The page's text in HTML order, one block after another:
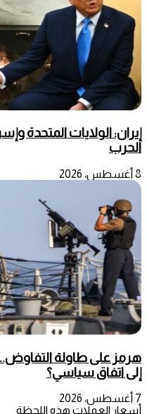
إيران: الولايات المتحدة
الحرب
8 أغسطس، 2026
هرمز على طاولة
إلى اتفاق سياسي؟
7 أغسطس، 2026
أسعار العملات هذه اللحظة